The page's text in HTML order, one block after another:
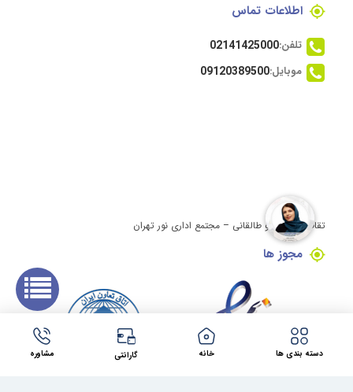
اطلاعات تماس
تلفن:02141425000
موبایل:09120389500
تقاطع ولیعصر و طالقانی – مجتمع اداری نور تهران
مجوز ها
دسته بندی ها خانه گارانتی مشاوره